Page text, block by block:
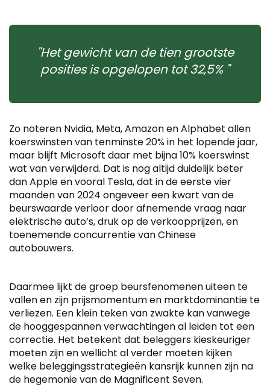
"Het gewicht van de tien grootste
posities is opgelopen tot 32,5% "
Zo noteren Nvidia, Meta, Amazon en Alphabet allen
koerswinsten van tenminste 20% in het lopende jaar,
maar blijft Microsoft daar met bijna 10% koerswinst
wat van verwijderd. Dat is nog altijd duidelijk beter
dan Apple en vooral Tesla, dat in de eerste vier
maanden van 2024 ongeveer een kwart van de
beurswaarde verloor door afnemende vraag naar
elektrische auto’s, druk op de verkoopprijzen, en
toenemende concurrentie van Chinese
autobouwers.
Daarmee lijkt de groep beursfenomenen uiteen te
vallen en zijn prijsmomentum en marktdominantie te
verliezen. Een klein teken van zwakte kan vanwege
de hooggespannen verwachtingen al leiden tot een
correctie. Het betekent dat beleggers kieskeuriger
moeten zijn en wellicht al verder moeten kijken
welke beleggingsstrategieën kansrijk kunnen zijn na
de hegemonie van de Magnificent Seven.